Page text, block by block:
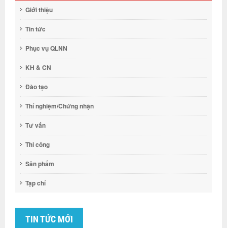
Giới thiệu
Tin tức
Phục vụ QLNN
KH & CN
Đào tạo
Thí nghiệm/Chứng nhận
Tư vấn
Thi công
Sản phẩm
Tạp chí
TIN TỨC MỚI